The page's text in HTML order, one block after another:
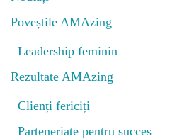
Poveștile AMAzing
Leadership feminin
Rezultate AMAzing
Clienți fericiți
Parteneriate pentru succes